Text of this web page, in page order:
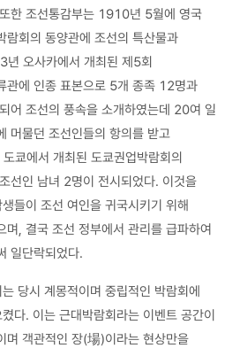
한 조선통감부는 1910년 5월에 영국
람회의 동양관에 조선의 특산물과
오사카에서 개최된 제5회
관에 인종 표본으로 5개 종족 12명과
어 조선의 풍속을 소개하였는데 20여 일
머물던 조선인들의 항의를 받고
쿄에서 개최된 도쿄권업박람회의
선인 남녀 2명이 전시되었다. 이것을
들이 조선 여인을 귀국시키기 위해
며, 결국 조선 정부에서 관리를 급파하여
일단락되었다.
당시 계몽적이며 중립적인 박람회에
다. 이는 근대박람회라는 이벤트 공간이
며 객관적인 장(場)이라는 현상만을